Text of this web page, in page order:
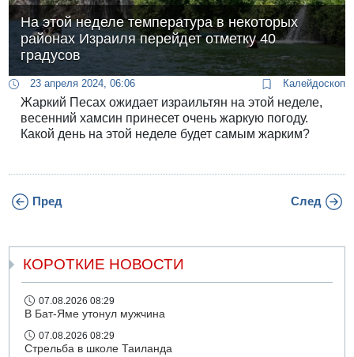
На этой неделе температура в некоторых
районах Израиля перейдет отметку 40
градусов
23 апреля 2024, 06:06 Калейдоскоп
Жаркий Песах ожидает израильтян на этой неделе,
весенний хамсин принесет очень жаркую погоду.
Какой день на этой неделе будет самым жарким?
Пред След
КОРОТКИЕ НОВОСТИ
07.08.2026 08:29
В Бат-Яме утонул мужчина
07.08.2026 08:29
Стрельба в школе Таиланда